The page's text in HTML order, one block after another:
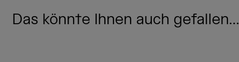
Das könnte Ihnen auch gefallen...